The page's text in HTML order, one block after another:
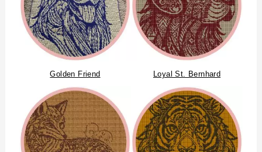
Golden Friend Loyal St. Bernhard